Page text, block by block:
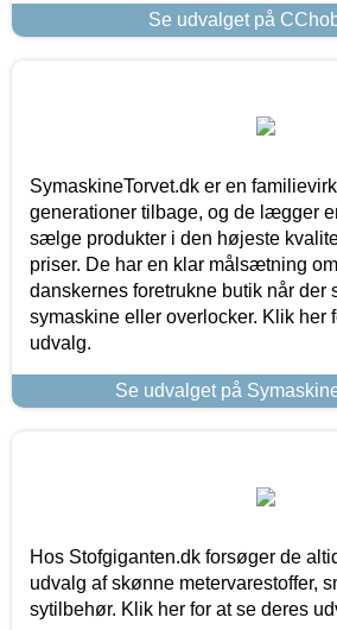
Se udvalget på
SymaskineTorvet.dk er en
generationer tilbage, og de lægger
sælge produkter i den højeste
priser. De har en klar målsætning
danskernes foretrukne butik når der
symaskine eller overlocker. Klik her
udvalg.
Se udvalget på
Hos Stofgiganten.dk forsøger de
udvalg af skønne metervarestoffer,
sytilbehør. Klik her for at se deres